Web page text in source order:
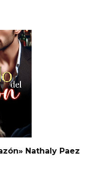
Nathaly Paez